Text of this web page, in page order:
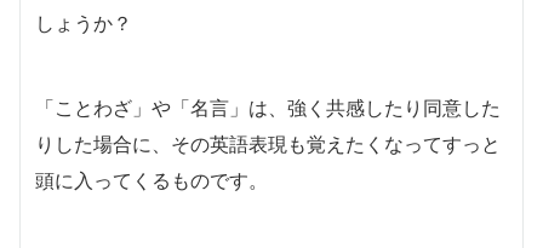
しょうか？
「ことわざ」や「名言」は、強く共感したり同意した
りした場合に、その英語表現も覚えたくなってすっと
頭に入ってくるものです。